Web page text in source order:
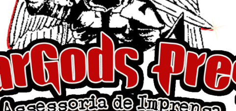
gaúcha de Heavy
debut “Hellforge”
Single “Dead Flies
nas plataformas em
A. Romero